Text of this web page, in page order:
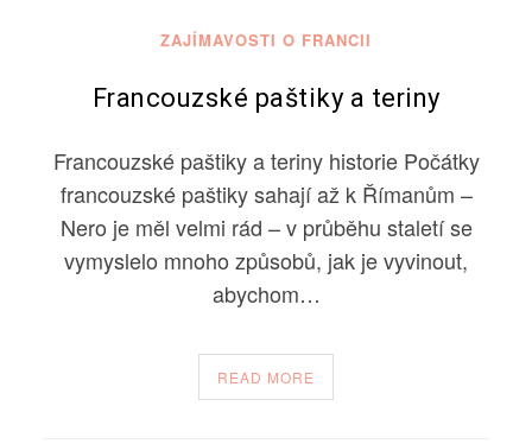
ZAJÍMAVOSTI O FRANCII
Francouzské paštiky a teriny
Francouzské paštiky a teriny historie Počátky
francouzské paštiky sahají až k Římanům –
Nero je měl velmi rád – v průběhu staletí se
vymyslelo mnoho způsobů, jak je vyvinout,
abychom…
READ MORE